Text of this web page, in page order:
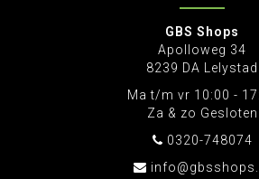
GBS Shops
Apolloweg 34
8239 DA Lelystad
Ma t/m vr 10:00 -
Za & zo Gesloten
0320-748074